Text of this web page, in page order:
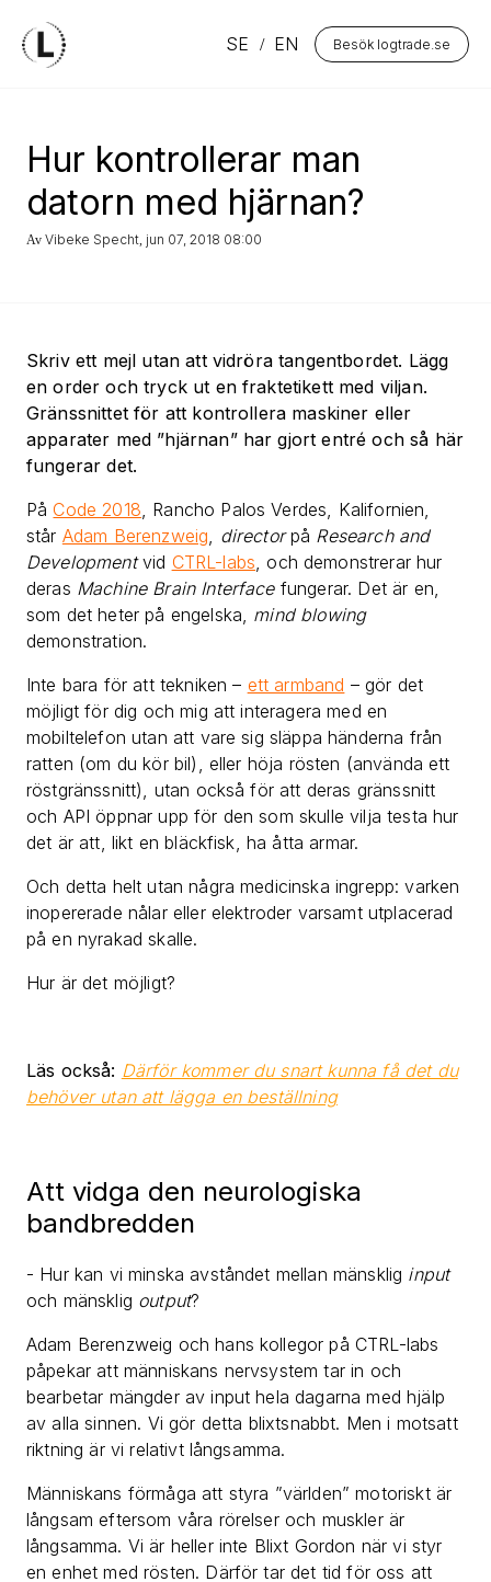
SE EN Besök logtrade.se
Hur kontrollerar man
datorn med hjärnan?
Av Vibeke Specht, jun 07, 2018 08:00
Skriv ett mejl utan att vidröra tangentbordet. Lägg
en order och tryck ut en fraktetikett med viljan.
Gränssnittet för att kontrollera maskiner eller
apparater med ”hjärnan” har gjort entré och så här
fungerar det.
På Code 2018, Rancho Palos Verdes, Kalifornien,
står Adam Berenzweig, directorpå Research and
Developmentvid CTRL-labs, och demonstrerar hur
deras Machine Brain Interfacefungerar. Det är en,
som det heter på engelska, mind blowing
demonstration.
Inte bara för att tekniken – ett armband – gör det
möjligt för dig och mig att interagera med en
mobiltelefon utan att vare sig släppa händerna från
ratten (om du kör bil), eller höja rösten (använda ett
röstgränssnitt), utan också för att deras gränssnitt
och API öppnar upp för den som skulle vilja testa hur
det är att, likt en bläckfisk, ha åtta armar.
Och detta helt utan några medicinska ingrepp: varken
inopererade nålar eller elektroder varsamt utplacerad
på en nyrakad skalle.
Hur är det möjligt?
Läs också: Därför kommer du snart kunna få det du
behöver utan att lägga en beställning
Att vidga den neurologiska
bandbredden
- Hur kan vi minska avståndet mellan mänsklig input
och mänsklig output?
Adam Berenzweig och hans kollegor på CTRL-labs
påpekar att människans nervsystem tar in och
bearbetar mängder av input hela dagarna med hjälp
av alla sinnen. Vi gör detta blixtsnabbt. Men i motsatt
riktning är vi relativt långsamma.
Människans förmåga att styra ”världen” motoriskt är
långsam eftersom våra rörelser och muskler är
långsamma. Vi är heller inte Blixt Gordon när vi styr
en enhet med rösten. Därför tar det tid för oss att